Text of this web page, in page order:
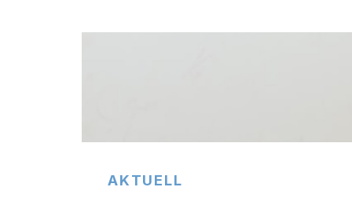
AKTUELL